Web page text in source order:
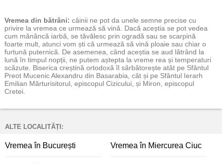
Vremea din bătrâni: câinii ne pot da unele semne precise cu
privire la vremea ce urmează să vină. Dacă aceștia se pot vedea
cum mănâncă iarbă, se tăvălesc prin ogradă sau se scarpină
foarte mult, atunci vom ști că urmează să vină ploaie sau chiar o
furtună puternică. De asemenea, când aceștia se aud lătrând la
lună în timpul nopții, ne putem aștepta la vreme rea și temperaturi
scăzute. Biserica creștină ortodoxă îl sărbătorește atât pe Sfântul
Preot Mucenic Alexandru din Basarabia, cât și pe Sfântul Ierarh
Emilian Mărturisitorul, episcopul Cizicului, și Miron, episcopul
Cretei.
ALTE LOCALITĂȚI:
Vremea în București Vremea în Miercurea Ciuc